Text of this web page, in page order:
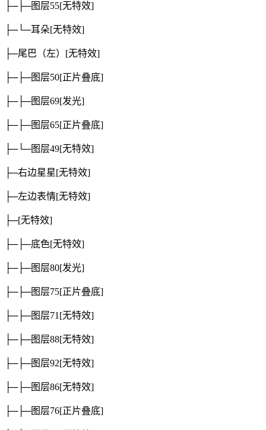
├─├─图层55[无特效]
├─└─耳朵[无特效]
├─尾巴（左） [无特效]
├─├─图层50[正片叠底]
├─├─图层69[发光]
├─├─图层65[正片叠底]
├─└─图层49[无特效]
├─右边星星[无特效]
├─左边表情[无特效]
├─[无特效]
├─├─底色[无特效]
├─├─图层80[发光]
├─├─图层75[正片叠底]
├─├─图层71 [无特效]
├─├─图层88[无特效]
├─├─图层92[无特效]
├─├─图层86[无特效]
├─├─图层76[正片叠底]